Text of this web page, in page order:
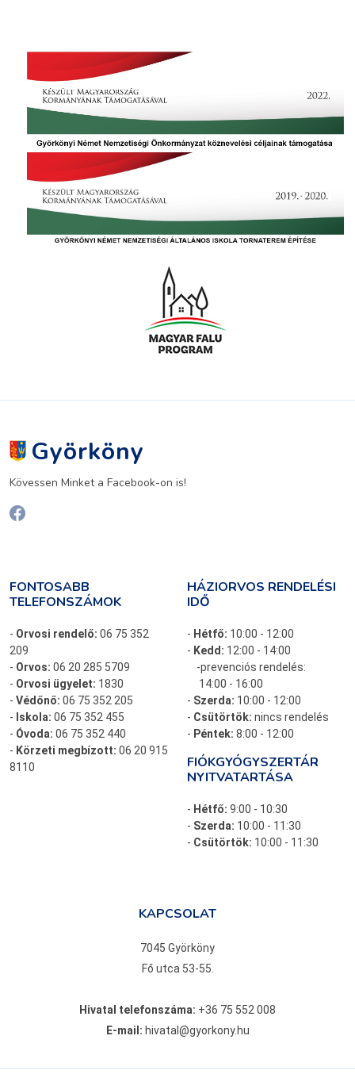
Györköny
Kövessen Minket a Facebook-on is!
FONTOSABB
TELEFONSZÁMOK
- Orvosi rendelő: 06 75 352
209
- Orvos: 06 20 285 5709
- Orvosi ügyelet: 1830
- Védőnő: 06 75 352 205
- Iskola: 06 75 352 455
- Óvoda: 06 75 352 440
- Körzeti megbízott: 06 20 915
8110
HÁZIORVOS RENDELÉSI
IDŐ
- Hétfő: 10:00 - 12:00
- Kedd: 12:00 - 14:00
-prevenciós rendelés:
14:00 - 16:00
- Szerda: 10:00 - 12:00
- Csütörtök: nincs rendelés
- Péntek: 8:00 - 12:00
FIÓKGYÓGYSZERTÁR
NYITVATARTÁSA
- Hétfő: 9:00 - 10:30
- Szerda: 10:00 - 11:30
- Csütörtök: 10:00 - 11:30
KAPCSOLAT
7045 Györköny
Fő utca 53-55.
Hivatal telefonszáma: +36 75 552 008
E-mail: hivatal@gyorkony.hu